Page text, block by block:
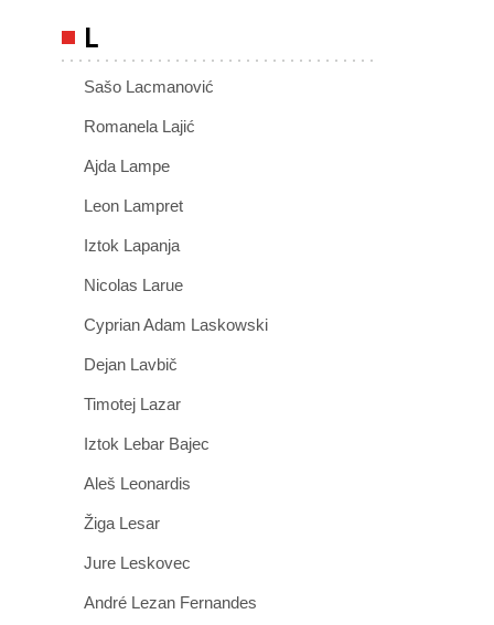
L
Sašo Lacmanović
Romanela Lajić
Ajda Lampe
Leon Lampret
Iztok Lapanja
Nicolas Larue
Cyprian Adam Laskowski
Dejan Lavbič
Timotej Lazar
Iztok Lebar Bajec
Aleš Leonardis
Žiga Lesar
Jure Leskovec
André Lezan Fernandes